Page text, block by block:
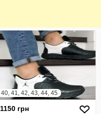
40, 41, 42, 43, 44, 45
1150 грн